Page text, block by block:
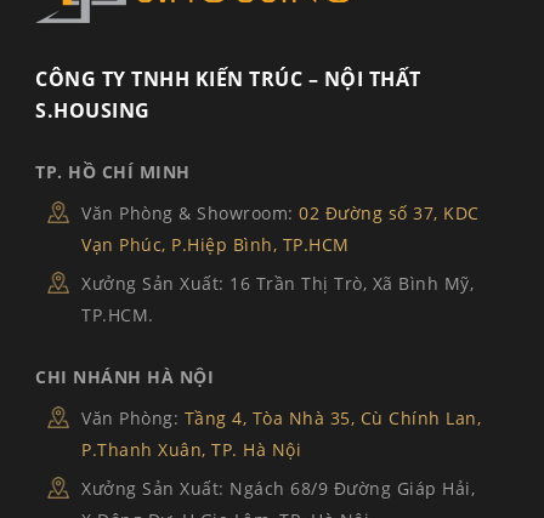
CÔNG TY TNHH KIẾN TRÚC – NỘI THẤT
S.HOUSING
TP. HỒ CHÍ MINH
Văn Phòng & Showroom: 02 Đường số 37, KDC
Vạn Phúc, P.Hiệp Bình, TP.HCM
Xưởng Sản Xuất: 16 Trần Thị Trò, Xã Bình Mỹ,
TP.HCM.
CHI NHÁNH HÀ NỘI
Văn Phòng: Tầng 4, Tòa Nhà 35, Cù Chính Lan,
P.Thanh Xuân, TP. Hà Nội
Xưởng Sản Xuất: Ngách 68/9 Đường Giáp Hải,